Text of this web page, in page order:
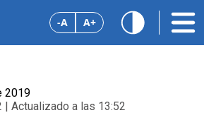
-A A+
2019
| Actualizado a las 13:52